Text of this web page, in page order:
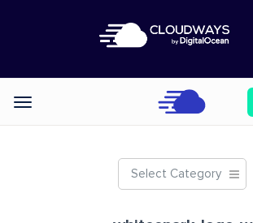
Categories
Select Category